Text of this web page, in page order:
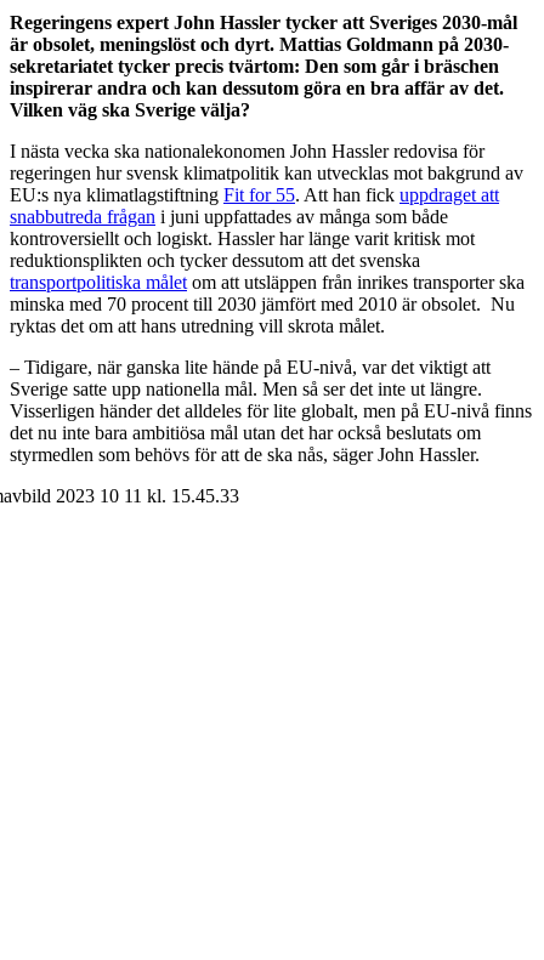
Regeringens expert John Hassler tycker att Sveriges 2030-mål
är obsolet, meningslöst och dyrt. Mattias Goldmann på 2030-
sekretariatet tycker precis tvärtom: Den som går i bräschen
inspirerar andra och kan dessutom göra en bra affär av det.
Vilken väg ska Sverige välja?
I nästa vecka ska nationalekonomen John Hassler redovisa för
regeringen hur svensk klimatpolitik kan utvecklas mot bakgrund av
EU:s nya klimatlagstiftning Fit for 55. Att han fick uppdraget att
snabbutreda frågan i juni uppfattades av många som både
kontroversiellt och logiskt. Hassler har länge varit kritisk mot
reduktionsplikten och tycker dessutom att det svenska
transportpolitiska målet om att utsläppen från inrikes transporter ska
minska med 70 procent till 2030 jämfört med 2010 är obsolet. Nu
ryktas det om att hans utredning vill skrota målet.
– Tidigare, när ganska lite hände på EU-nivå, var det viktigt att
Sverige satte upp nationella mål. Men så ser det inte ut längre.
Visserligen händer det alldeles för lite globalt, men på EU-nivå finns
det nu inte bara ambitiösa mål utan det har också beslutats om
styrmedlen som behövs för att de ska nås, säger John Hassler.